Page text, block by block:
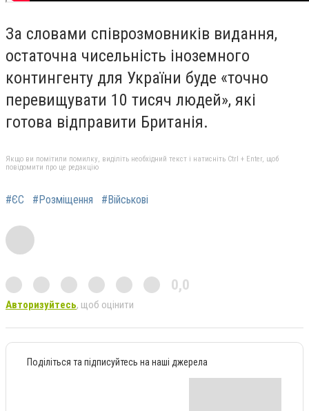
За словами співрозмовників видання,
остаточна чисельність іноземного
контингенту для України буде «точно
перевищувати 10 тисяч людей», які
готова відправити Британія.
Якщо ви помітили помилку, виділіть необхідний текст і натисніть Ctrl + Enter, щоб
повідомити про це редакцію
#ЄС #Розміщення #Військові
0,0
Авторизуйтесь, щоб оцінити
Поділіться та підписуйтесь на наші джерела